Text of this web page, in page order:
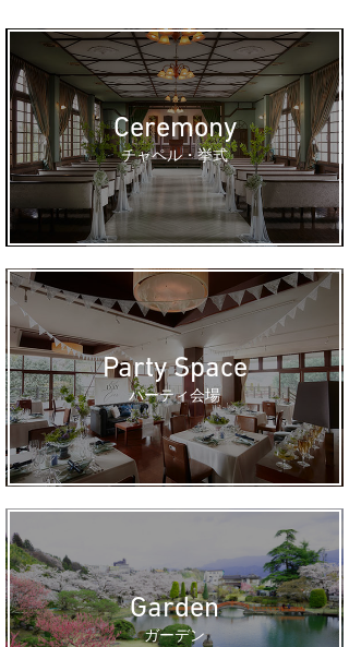
8/28(fri)
【何も決まっていなくても大丈夫】気軽にはじ
める結婚式相談会
チャペル見学 会場見学
少人数・家族婚
おすすめ
お急ぎ婚
ご両親も一緒に
マタニティ花嫁向け
相談会
8/29(sat)
【何も決まっていなくても大丈夫】気軽にはじ
める結婚式相談会
チャペル見学
少人数・家族婚
おすすめ
お急ぎ婚
ご両親も一緒に
マタニティ花嫁向け
相談会
8/30(sun)
【何も決まっていなくても大丈夫】気軽にはじ
める結婚式相談会
チャペル見学 会場見学
少人数・家族婚
おすすめ
お急ぎ婚
ご両親も一緒に
マタニティ花嫁向け
相談会
8/31(mon)
【何も決まっていなくても大丈夫】気軽にはじ
める結婚式相談会
チャペル見学 会場見学
少人数・家族婚
Ceremony
チャペル・挙式
Party Space
パーティ会場
Garden
ガーデン